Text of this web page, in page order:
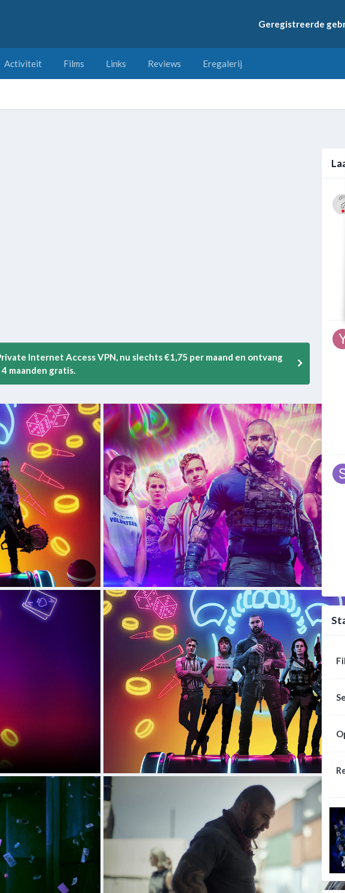
Geregistreerde
Activiteit Films Links Reviews Eregalerij
Internet Access VPN, nu slechts €1,75 per maand en ontvang
4 maanden gratis.